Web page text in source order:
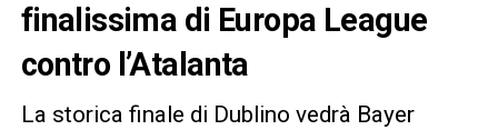
finalissima di Europa League
contro l’Atalanta
La storica finale di Dublino vedrà Bayer